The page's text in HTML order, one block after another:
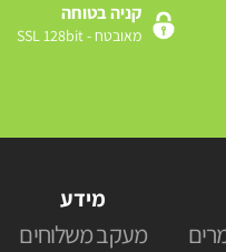
קניה בטוחה
מאובטח - SSL 128bit
מידע
מעקב משלוחים